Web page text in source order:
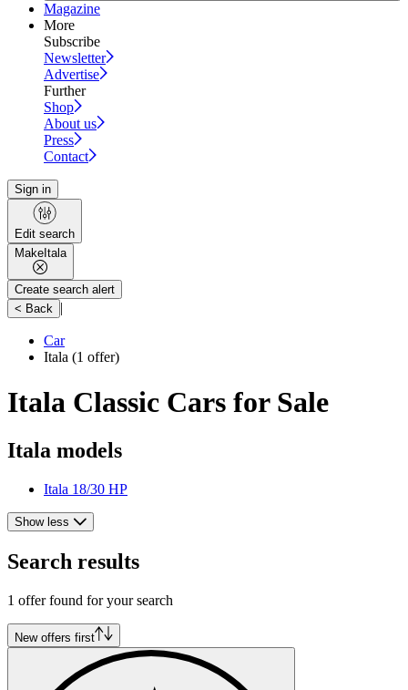
Magazine
More
Subscribe
Newsletter
Advertise
Further
Shop
About us
Press
Contact
Sign in
Edit search
Make Itala
Create search alert
< Back |
Car
Itala (1 offer)
Itala Classic Cars for Sale
Itala models
Itala 18/30 HP
Show less
Search results
1 offer found for your search
New offers first